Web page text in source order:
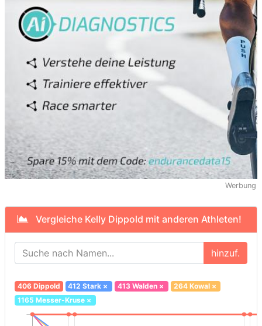
Werbung
Vergleiche Kelly Dippold mit anderen Athleten!
hinzuf.
406 Dippold 412 Stark × 413 Walden× 264 Kowal×
1165 Messer-Kruse×